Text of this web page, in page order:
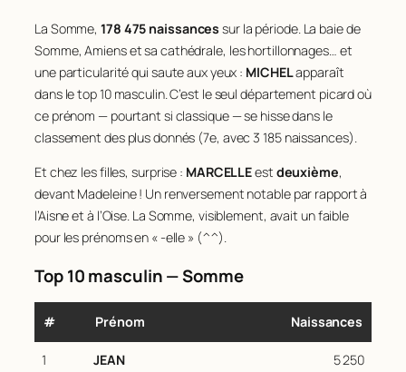
La Somme, 178 475 naissances sur la période. La baie de
Somme, Amiens et sa cathédrale, les hortillonnages… et
une particularité qui saute aux yeux : MICHELapparaît
dans le top 10 masculin. C’est le seul département picard où
ce prénom — pourtant si classique — se hisse dans le
classement des plus donnés (7e, avec 3 185 naissances).
Et chez les filles, surprise : MARCELLEest deuxième,
devant Madeleine ! Un renversement notable par rapport à
l’Aisne et à l’Oise. La Somme, visiblement, avait un faible
pour les prénoms en « -elle » (^^).
Top 10 masculin — Somme
# Prénom Naissances
1 JEAN 5 250